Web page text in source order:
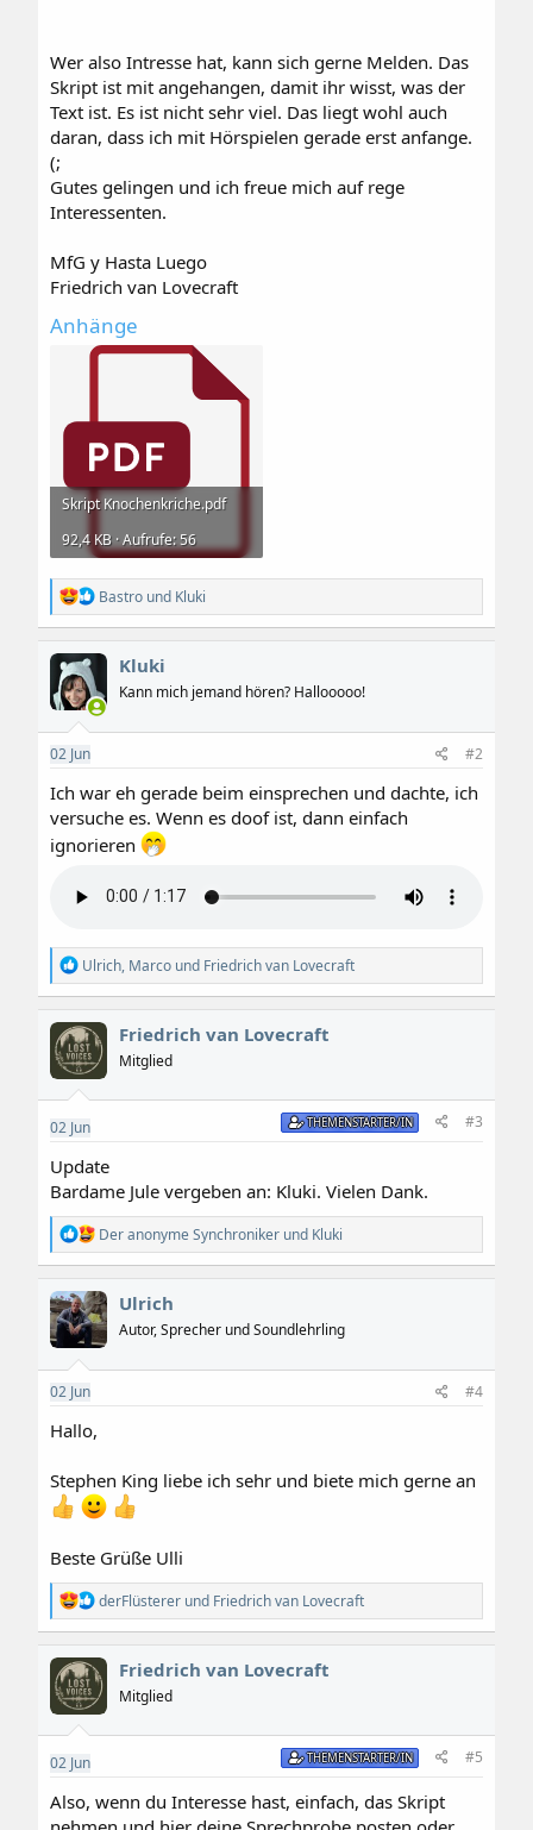
Wer also Intresse hat, kann sich gerne Melden. Das
Skript ist mit angehangen, damit ihr wisst, was der
Text ist. Es ist nicht sehr viel. Das liegt wohl auch
daran, dass ich mit Hörspielen gerade erst anfange.
(;
Gutes gelingen und ich freue mich auf rege
Interessenten.
MfG y Hasta Luego
Friedrich van Lovecraft
Anhänge
Skript Knochenkriche.pdf
92,4 KB · Aufrufe: 56
R
e
a
k
i
o
n
Bastro und Kluki
Kluki
Kann mich jemand hören? Hallooooo!
02 Jun #2
Ich war eh gerade beim einsprechen und dachte, ich
versuche es. Wenn es doof ist, dann einfach
ignorieren
R
e
a
k
t
i
o
n
n
Ulrich, Marco und Friedrich van Lovecraft
Friedrich van Lovecraft
Mitglied
02 Jun THEMENSTARTER/IN #3
Update
Bardame Jule vergeben an: Kluki. Vielen Dank.
R
e
a
k
t
i
o
n
Der anonyme Synchroniker und Kluki
Ulrich
Autor, Sprecher und Soundlehrling
02 Jun #4
Hallo,
Stephen King liebe ich sehr und biete mich gerne an
Beste Grüße Ulli
R
e
a
k
t
i
o
n
derFlüsterer und Friedrich van Lovecraft
Friedrich van Lovecraft
Mitglied
02 Jun THEMENSTARTER/IN #5
Also, wenn du Interesse hast, einfach, das Skript